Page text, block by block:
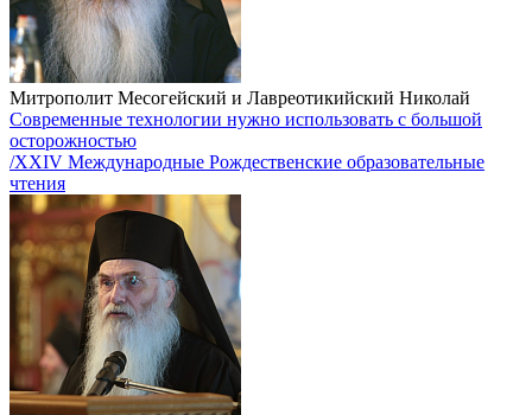
Митрополит Месогейский и Лавреотикийский Николай
Современные технологии нужно использовать с большой
осторожностью
/XXIV Международные Рождественские образовательные
чтения